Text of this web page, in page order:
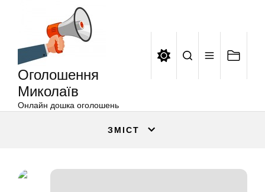
Оголошення
Миколаїв
Онлайн дошка оголошень
ЗМІСТ